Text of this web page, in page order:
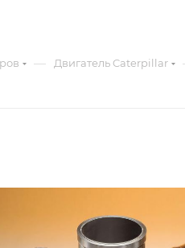
— Двигатель Caterpillar